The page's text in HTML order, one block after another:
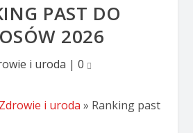
PAST DO
2026
i uroda | 0
Zdrowie i uroda » Ranking past